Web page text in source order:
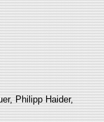
Philipp Haider,